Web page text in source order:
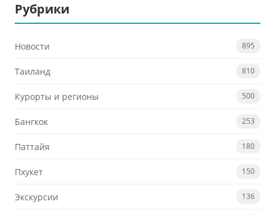
Рубрики
Новости 895
Таиланд 810
Курорты и регионы 500
Бангкок 253
Паттайя 180
Пхукет 150
Экскурсии 136